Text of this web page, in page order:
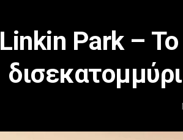
Linkin Park – Το